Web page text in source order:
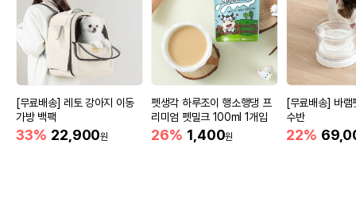
[무료배송] 레토 강아지 이동
가방 백팩
33% 22,900원
펫생각 하루조이 행소행댕 프
리미엄 펫밀크 100ml 1개입
26% 1,400원
[무료배송] 바램
수반
22%